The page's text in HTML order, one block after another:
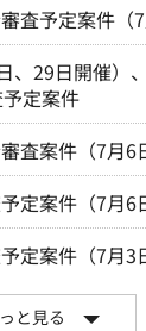
査予定案件（7
、29日開催）
定案件
査案件（7月6
定案件（7月6
定案件（7月3
と見る